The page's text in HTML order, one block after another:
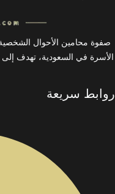
صفوة محامين الأحوال
الأسرة في السعودية، تهدف إلى
روابط سريعة